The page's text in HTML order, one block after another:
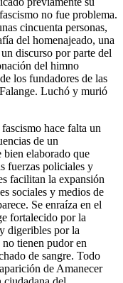
no fue problema.
cincuenta personas,
del homenajeado, una
discurso por parte del
del himno
los fundadores de las
Luchó y murió
hace falta un
de un
bien elaborado que
fuerzas policiales y
facilitan la expansión
sociales y medios de
Se enraíza en el
fortalecido por la
digeribles por la
tienen pudor en
de sangre. Todo
de Amanecer